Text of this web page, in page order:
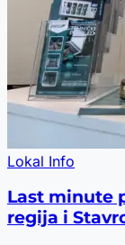
Lokal Info
Last minute
regija i